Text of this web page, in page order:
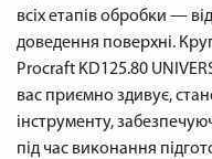
всіх етапів обробки —
доведення поверхні.
Procraft KD125.80
вас приємно здивує,
інструменту,
під час виконання